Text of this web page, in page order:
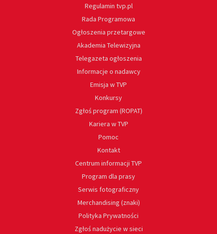
Regulamin tvp.pl
Rada Programowa
Ogłoszenia przetargowe
Akademia Telewizyjna
Telegazeta ogłoszenia
Informacje o nadawcy
Emisja w TVP
Konkursy
Zgłoś program (ROPAT)
Kariera w TVP
Pomoc
Kontakt
Centrum informacji TVP
Program dla prasy
Serwis fotograficzny
Merchandising (znaki)
Polityka Prywatności
Zgłoś nadużycie w sieci